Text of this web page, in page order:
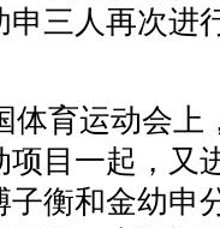
三人再次进
体育运动会
目一起，又
衡和金幼申